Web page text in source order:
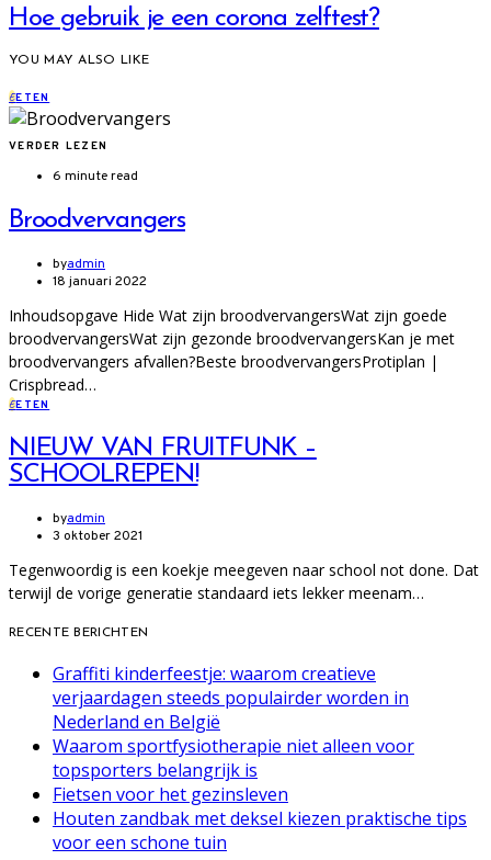
Hoe gebruik je een corona zelftest?
YOU MAY ALSO LIKE
EETEN
VERDER LEZEN
6 minute read
Broodvervangers
byadmin
18 januari 2022
Inhoudsopgave Hide Wat zijn broodvervangersWat zijn goede
broodvervangersWat zijn gezonde broodvervangersKan je met
broodvervangers afvallen?Beste broodvervangersProtiplan |
Crispbread…
EETEN
NIEUW VAN FRUITFUNK –
SCHOOLREPEN!
byadmin
3 oktober 2021
Tegenwoordig is een koekje meegeven naar school not done. Dat
terwijl de vorige generatie standaard iets lekker meenam…
RECENTE BERICHTEN
Graffiti kinderfeestje: waarom creatieve
verjaardagen steeds populairder worden in
Nederland en België
Waarom sportfysiotherapie niet alleen voor
topsporters belangrijk is
Fietsen voor het gezinsleven
Houten zandbak met deksel kiezen praktische tips
voor een schone tuin